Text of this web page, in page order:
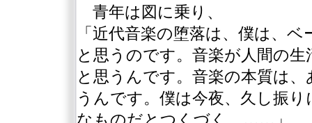
青年は図に乗り、
「近代音楽の堕落は、僕は、
と思うのです。音楽が人間の
と思うんです。音楽の本質は
うんです。僕は今夜、久し振